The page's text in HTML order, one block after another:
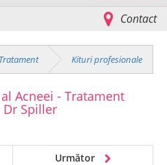
Contact
Kituri profesionale
Acneei - Tratament
Spiller
Următor